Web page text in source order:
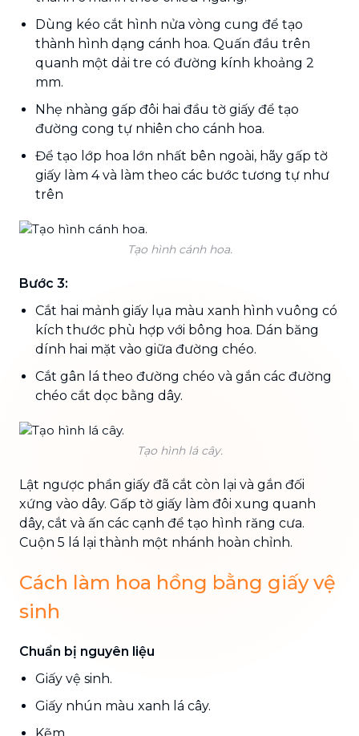
Dùng kéo cắt hình nửa vòng cung để tạo
thành hình dạng cánh hoa. Quấn đầu trên
quanh một dải tre có đường kính khoảng 2
mm.
Nhẹ nhàng gấp đôi hai đầu tờ giấy để tạo
đường cong tự nhiên cho cánh hoa.
Để tạo lớp hoa lớn nhất bên ngoài, hãy gấp tờ
giấy làm 4 và làm theo các bước tương tự như
trên
Tạo hình cánh hoa.
Bước 3:
Cắt hai mảnh giấy lụa màu xanh hình vuông có
kích thước phù hợp với bông hoa. Dán băng
dính hai mặt vào giữa đường chéo.
Cắt gân lá theo đường chéo và gắn các đường
chéo cắt dọc bằng dây.
Tạo hình lá cây.
Lật ngược phần giấy đã cắt còn lại và gắn đối
xứng vào dây. Gấp tờ giấy làm đôi xung quanh
dây, cắt và ấn các cạnh để tạo hình răng cưa.
Cuộn 5 lá lại thành một nhánh hoàn chỉnh.
Cách làm hoa hồng bằng giấy vệ
sinh
Chuẩn bị nguyên liệu
Giấy vệ sinh.
Giấy nhún màu xanh lá cây.
Kẽm.